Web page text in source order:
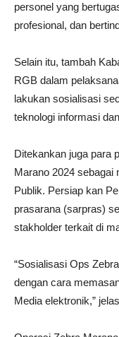
personel yang
profesional, dan
Selain itu, tambah
RGB dalam
lakukan sosialisasi
teknologi informasi
Ditekankan juga para
Marano 2024
Publik. Persiap kan
prasarana (sarpras)
stakholder terkait di
“Sosialisasi Ops
dengan cara
Media elektronik,”